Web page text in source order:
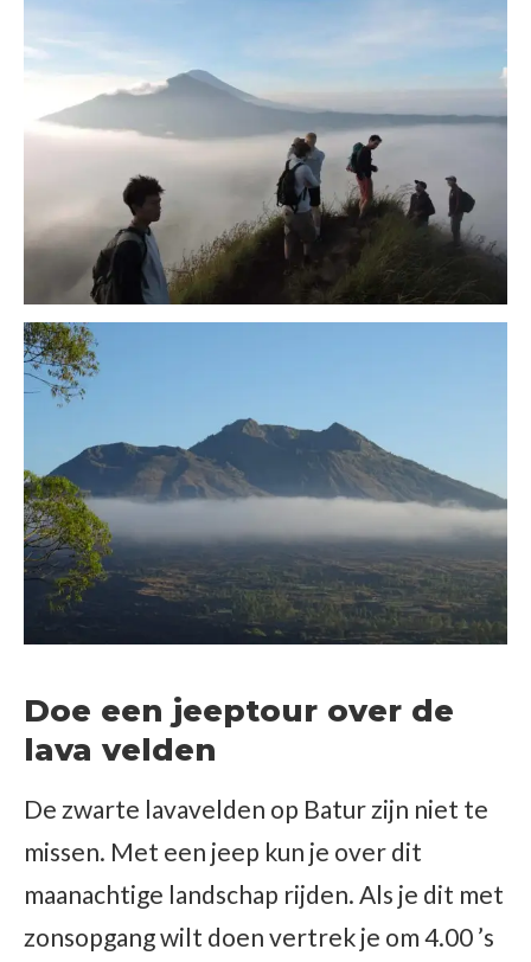
Doe een jeeptour over de
lava velden
De zwarte lavavelden op Batur zijn niet te
missen. Met een jeep kun je over dit
maanachtige landschap rijden. Als je dit met
zonsopgang wilt doen vertrek je om 4.00 ’s